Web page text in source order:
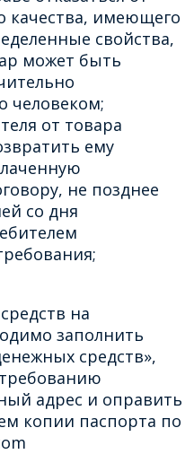
качества, имеющего
свойства,
может быть
человеком;
от товара
ему
не позднее
со дня
на
заполнить
средств»,
адрес и оправить
копии паспорта по